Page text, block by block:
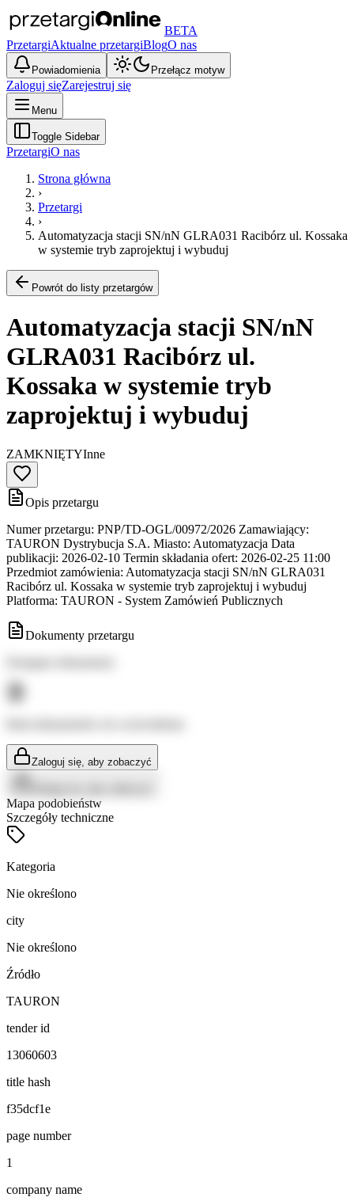
BETA
PrzetargiAktualne przetargiBlogO nas
Powiadomienia Przełącz motyw
Zaloguj sięZarejestruj się
Menu
Toggle Sidebar
PrzetargiO nas
Strona główna
›
Przetargi
›
Automatyzacja stacji SN/nN GLRA031 Racibórz ul. Kossaka
w systemie tryb zaprojektuj i wybuduj
Powrót do listy przetargów
Automatyzacja stacji SN/nN
GLRA031 Racibórz ul.
Kossaka w systemie tryb
zaprojektuj i wybuduj
ZAMKNIĘTYInne
Opis przetargu
Numer przetargu: PNP/TD-OGL/00972/2026 Zamawiający:
TAURON Dystrybucja S.A. Miasto: Automatyzacja Data
publikacji: 2026-02-10 Termin składania ofert: 2026-02-25 11:00
Przedmiot zamówienia: Automatyzacja stacji SN/nN GLRA031
Racibórz ul. Kossaka w systemie tryb zaprojektuj i wybuduj
Platforma: TAURON - System Zamówień Publicznych
Dokumenty przetargu
Zaloguj się, aby zobaczyć
Mapa podobieństw
Szczegóły techniczne
Kategoria
Nie określono
city
Nie określono
Źródło
TAURON
tender id
13060603
title hash
f35dcf1e
page number
1
company name